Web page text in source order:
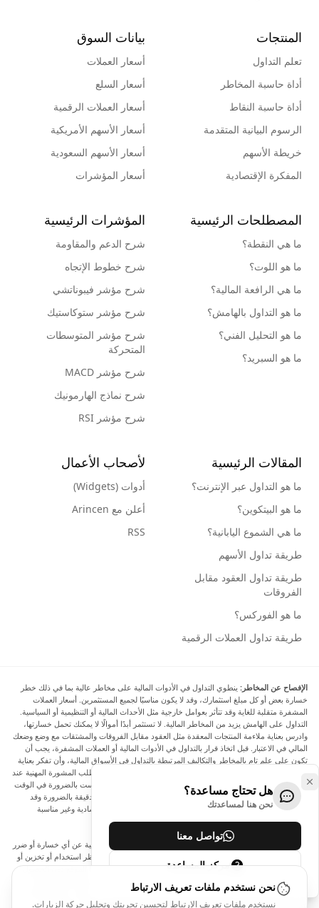
المنتجات
تعلم التداول
أداة حاسبة المخاطر
أداة حاسبة النقاط
الرسوم البيانية المتقدمة
خريطة الأسهم
المفكرة الإقتصادية
بيانات السوق
أسعار العملات
أسعار السلع
أسعار العملات الرقمية
أسعار الأسهم الأمريكية
أسعار الأسهم السعودية
أسعار المؤشرات
المصطلحات الرئيسية
ما هي النقطة؟
ما هو اللوت؟
ما هي الرافعة المالية؟
ما هو التداول بالهامش؟
ما هو التحليل الفني؟
ما هو السبريد؟
المؤشرات الرئيسية
شرح الدعم والمقاومة
شرح خطوط الإتجاه
شرح مؤشر فيبوناتشي
شرح مؤشر ستوكاستيك
شرح مؤشر المتوسطات
المتحركة
شرح مؤشر MACD
شرح نماذج الهارمونيك
شرح مؤشر RSI
المقالات الرئيسية
ما هو التداول عبر الإنترنت؟
ما هو البيتكوين؟
ما هي الشموع اليابانية؟
طريقة تداول الأسهم
طريقة تداول العقود مقابل
الفروقات
ما هو الفوركس؟
طريقة تداول العملات الرقمية
لأصحاب الأعمال
أدوات (Widgets)
أعلن مع Arincen
RSS
الإفصاح عن المخاطر: ينطوي التداول في الأدوات المالية على مخاطر عالية بما في ذلك خطر
خسارة بعض أو كل مبلغ استثمارك، وقد لا يكون مناسبًا لجميع المستثمرين. أسعار العملات
المشفرة متقلبة للغاية وقد تتأثر بعوامل خارجية مثل الأحداث المالية أو التنظيمية أو السياسية.
التداول على الهامش يزيد من المخاطر المالية. لا تستثمر أبدًا أموالًا لا يمكنك تحمل خسارتها،
وادرس بعناية ملاءمة المنتجات المعقدة مثل العقود مقابل الفروقات والمشتقات مع وضع وضعك
المالي في الاعتبار. قبل اتخاذ قرار بالتداول في الأدوات المالية أو العملات المشفرة، يجب أن
تكون على علم تام بالمخاطر والتكاليف المرتبطة بالتداول في الأسواق المالية، وأن تفكر بعناية
في أهدافك الاستثمارية ومستوى خبرتك ورغبتك في المخاطرة، وأن تطلب المشورة المهنية عند
الحاجة. تود Arincen أن تذكرك بأن البيانات الواردة في هذا الموقع ليست بالضرورة في الوقت
الفعلي وليست دقيقة. البيانات والأسعار الموجودة على الموقع ليست دقيقة بالضرورة وقد
تختلف عن السعر الفعلي في أي سوق معينة، مما يعني أن الأسعار إرشادية وغير مناسبة
لأغراض التداول.
لن يتحمل Arincen وأي مزود للبيانات الواردة في هذا الموقع المسؤولية عن أي خسارة أو ضرر
نتيجة لتداولك، أو اعتمادك على المعلومات الواردة في هذا الموقع. يحظر استخدام أو تخزين أو
إعادة إنتاج أو عرض أو تعديل أو نقل أو توزيع البيانات الموجودة في هذا الموقع دون الحصول
على إذن كتابي صريح مسبق من Arincen و/أو مزود البيانات. جميع حقوق الملكية الفكرية
محفوظة من قبل مقدمي الخدمة و/أو البورصة التي تقدم البيانات الواردة في هذا الموقع. قد
يتم تعويض Arincen من قبل المعلنين الذين يظهرون على الموقع، بناءً على تفاعلك مع
هل تحتاج مساعدة؟
نحن هنا لمساعدتك
تواصل معنا
مركز المساعدة
نحن نستخدم ملفات تعريف الارتباط
نستخدم ملفات تعريف الارتباط لتحسين تجربتك وتحليل حركة الزيارات.